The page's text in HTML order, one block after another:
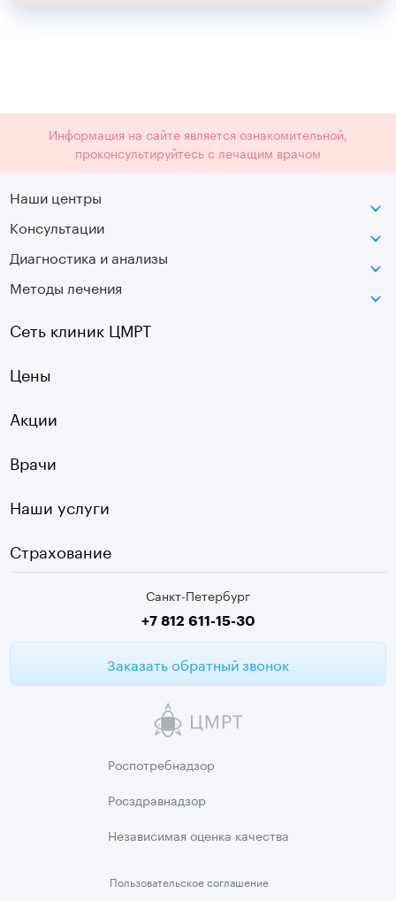
Информация на сайте является ознакомительной,
проконсультируйтесь с лечащим врачом
Наши центры
Петроградская
Лаборатория движения
Московская
Озерки
Садовая
Старая Деревня
Девяткино
г. Колпино
Консультации
Диагностика и анализы
МРТ
Оптическая топография
УЗДГ
Чек-ап
ЭКГ
Медицинские анализы
Методы лечения
Санкт-Петербург
+7 812 611-15-30
Заказать обратный звонок
Сеть клиник ЦМРТ
Цены
Акции
Врачи
Наши услуги
Страхование
Пользовательскоесоглашение
Роспотребнадзор
Росздравнадзор
Независимая оценка качества